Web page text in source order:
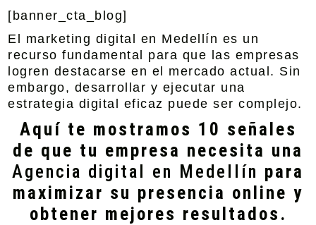
[banner_cta_blog]
El marketing digital en Medellín es un
recurso fundamental para que las empresas
logren destacarse en el mercado actual. Sin
embargo, desarrollar y ejecutar una
estrategia digital eficaz puede ser complejo.
Aquí te mostramos 10 señales
de que tu empresa necesita una
Agencia digital en Medellín para
maximizar su presencia online y
obtener mejores resultados.